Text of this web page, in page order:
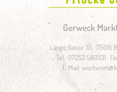
Gerweck
Lange Gasse 35 ·
Tel.: 07252 580531 ·
E-Mail: